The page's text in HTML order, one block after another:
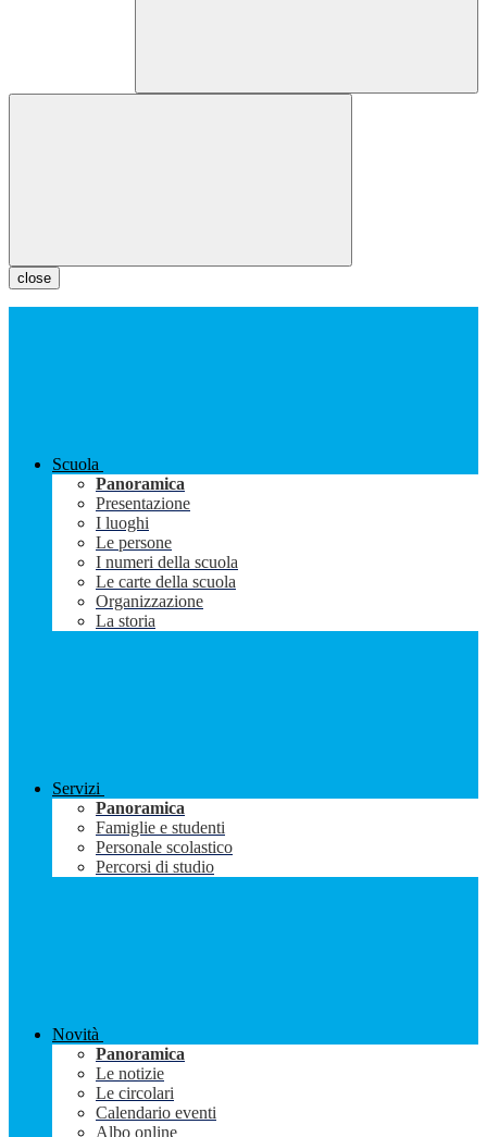
close
Scuola
Panoramica
Presentazione
I luoghi
Le persone
I numeri della scuola
Le carte della scuola
Organizzazione
La storia
Servizi
Panoramica
Famiglie e studenti
Personale scolastico
Percorsi di studio
Novità
Panoramica
Le notizie
Le circolari
Calendario eventi
Albo online